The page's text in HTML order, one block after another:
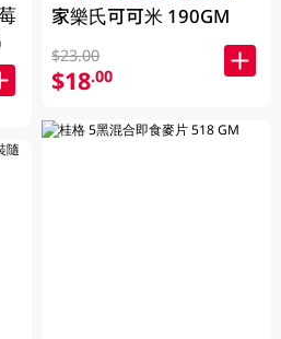
家樂氏可可米 190GM
$23.00
$18.00